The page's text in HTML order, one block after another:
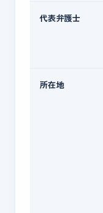
代表弁護士
所在地